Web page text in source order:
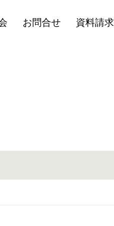
お問合せ 資料請求